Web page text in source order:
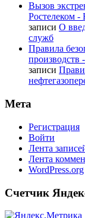
Вызов
Ростелеком -
записи О
служб
Правила
производств
записи
Мета
Регистрация
Войти
Лента
Лента
WordPress.org
Счетчик